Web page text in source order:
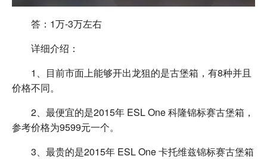
答：1万-3万左右
详细介绍：
1、目前市面上能够开出龙狙的是古堡箱，有8种并且
价格不同。
2、最便宜的是2015年 ESL One 科隆锦标赛古堡箱，
参考价格为9599元一个。
3、最贵的是2015年 ESL One 卡托维兹锦标赛古堡箱